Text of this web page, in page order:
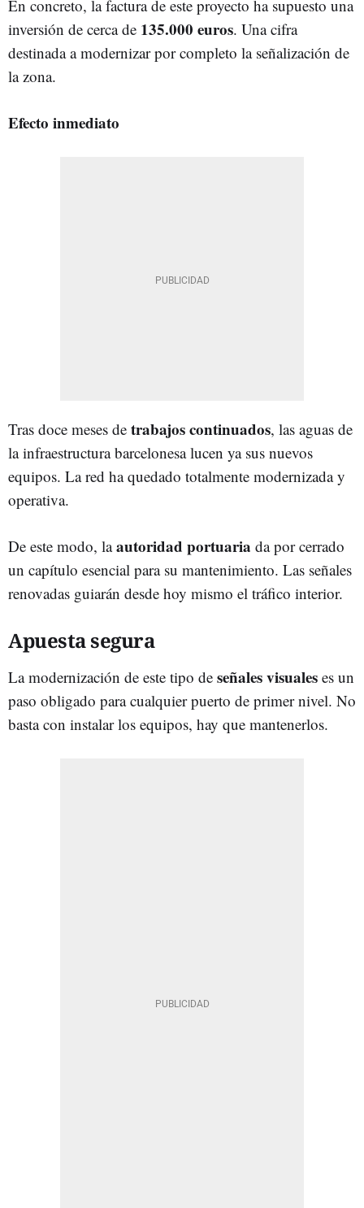
En concreto, la factura de este proyecto ha supuesto una
inversión de cerca de 135.000 euros. Una cifra
destinada a modernizar por completo la señalización de
la zona.
Efecto inmediato
Tras doce meses de trabajos continuados, las aguas de
la infraestructura barcelonesa lucen ya sus nuevos
equipos. La red ha quedado totalmente modernizada y
operativa.
De este modo, laautoridad portuaria da por cerrado
un capítulo esencial para su mantenimiento. Las señales
renovadas guiarán desde hoy mismo el tráfico interior.
Apuesta segura
La modernización de este tipo de señales visuales es un
paso obligado para cualquier puerto de primer nivel. No
basta con instalar los equipos, hay que mantenerlos.